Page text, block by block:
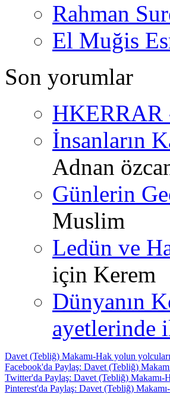
Rahman
El Muğis
Son yorumlar
HKERRAR
İnsanların
Adnan
Günlerin
Muslim
Ledün ve
için Kerem
Dünyanın
ayetlerinde
Davet (Tebliğ) Makamı-Hak yolun
Facebook'da Paylaş: Davet (Tebliğ)
Twitter'da Paylaş: Davet (Tebliğ) Makamı-
Pinterest'da Paylaş: Davet (Tebliğ)